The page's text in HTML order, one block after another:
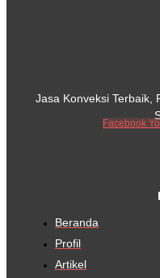
Jasa Konveksi Terbaik,
Facebook
Beranda
Profil
Artikel